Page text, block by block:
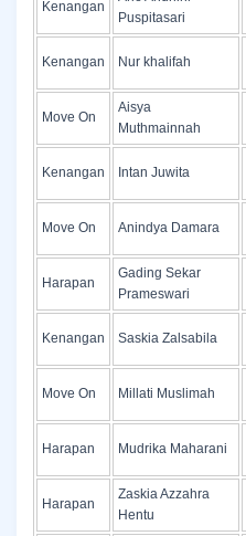
Kenangan
Puspitasari
Kenangan Nur khalifah
Move On
Aisya
Muthmainnah
Kenangan Intan Juwita
Move On Anindya Damara
Harapan
Gading Sekar
Prameswari
Kenangan Saskia Zalsabila
Move On Millati Muslimah
Harapan Mudrika Maharani
Harapan
Zaskia Azzahra
Hentu